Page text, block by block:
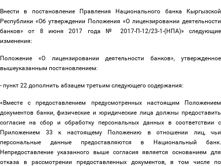
Внести в постановление Правления Национального банка Кыргызской
Республики «Об утверждении Положения «О лицензировании деятельности
банков» от 8 июня 2017 года № 2017-П-12/23-1-(НПА)» следующие
изменения:
Положение «О лицензировании деятельности банков», утвержденное
вышеуказанным постановлением:
- пункт 22 дополнить абзацем третьим следующего содержания:
«Вместе с предоставлением предусмотренных настоящим Положением
документов банки, физические и юридические лица должны предоставить
согласие на сбор и обработку персональных данных в соответствии с
Приложением 33 к настоящему Положению в отношении лиц, чьи
персональные данные предоставляются в Национальный банк.
Непредоставление указанного выше согласия является основанием для
отказа в рассмотрении предоставленных документов, в том числе по